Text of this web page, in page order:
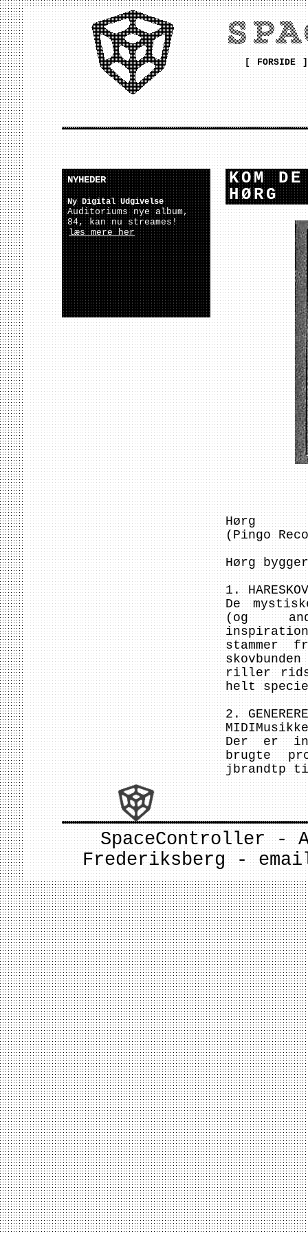
[ FORSIDE]
NYHEDER
Ny Digital Udgivelse
Auditoriums nye album,
84, kan nu streames!
læs mere her
KOM
HØRG
Hørg
(Pingo
Hørg
1.
De
(og
stammer
riller
helt
2.
Der er
brugte
jbrandtp
SpaceController -
Frederiksberg -